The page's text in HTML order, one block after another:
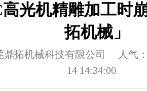
光机精雕加工时
拓机械」
拓机械科技有限公司
人气
14 14:34:00